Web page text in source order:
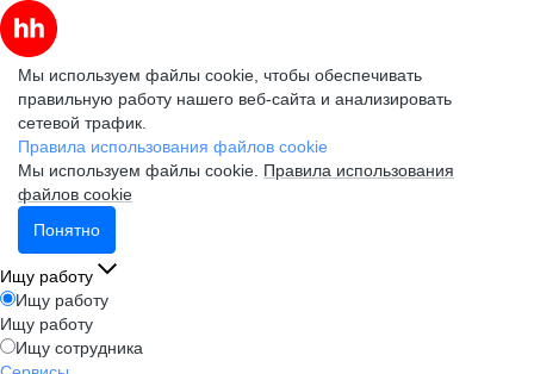
Мы используем файлы cookie, чтобы обеспечивать
правильную работу нашего веб-сайта и анализировать
сетевой трафик.
Правила использования файлов cookie
Мы используем файлы cookie. Правила использования
файлов cookie
Понятно
Ищу работу
Ищу работу
Ищу работу
Ищу сотрудника